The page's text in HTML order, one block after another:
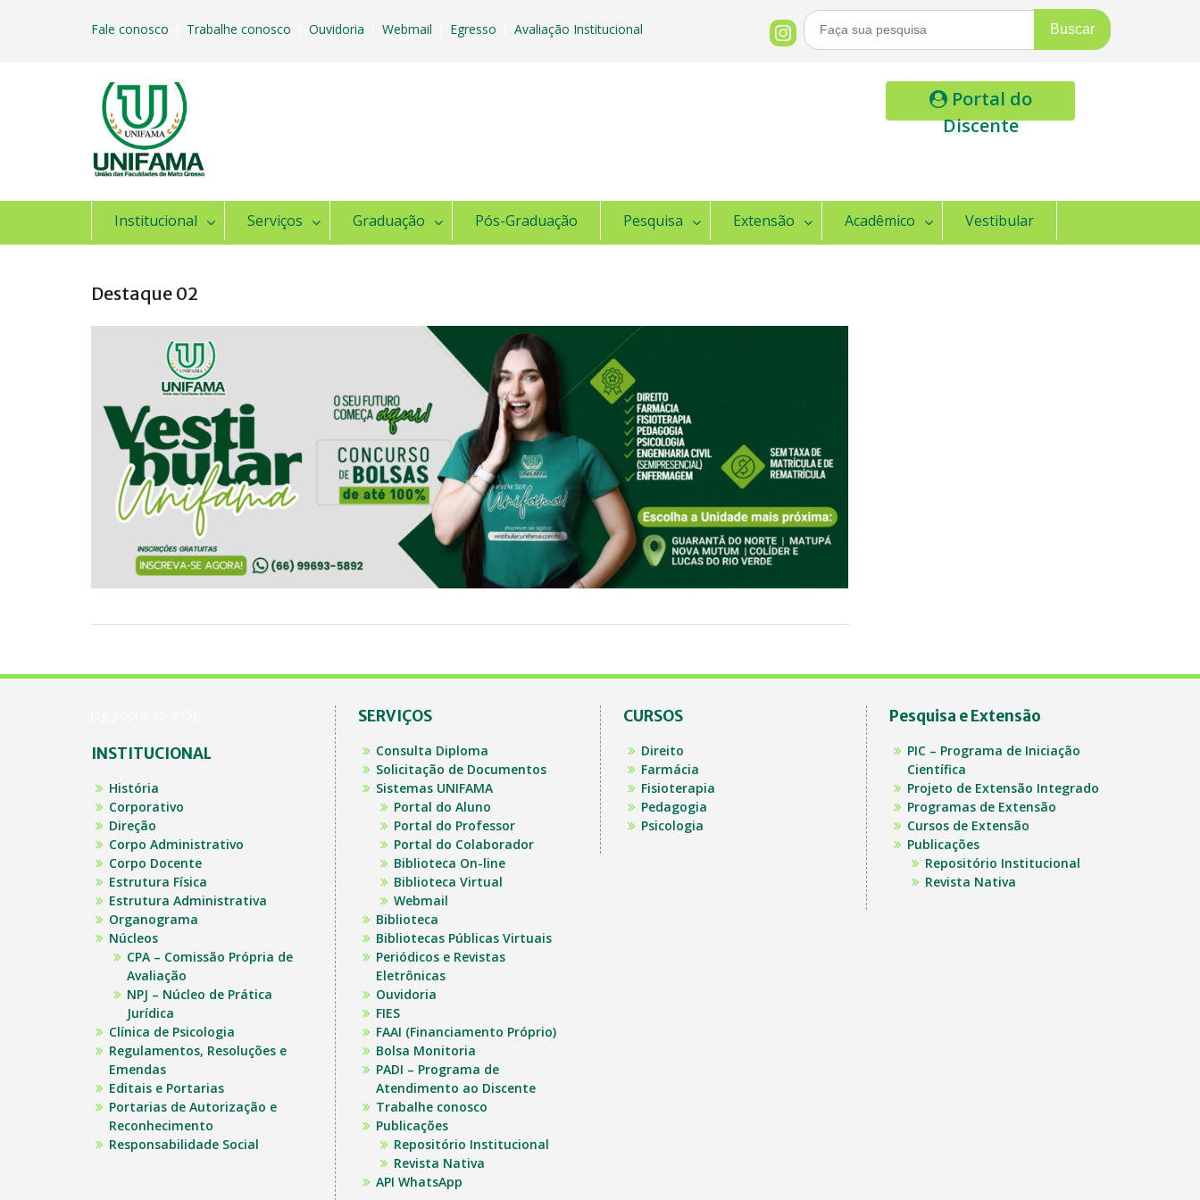
Fale conosco Trabalhe conosco Ouvidoria Webmail Egresso Avaliação Institucional
Buscar
Por:
Portal do
Discente
Institucional Serviços Graduação Pós-Graduação Pesquisa Extensão Acadêmico Vestibular
Destaque 02
INSTITUCIONAL
História
Corporativo
Direção
Corpo Administrativo
Corpo Docente
Estrutura Física
Estrutura Administrativa
Organograma
Núcleos
CPA – Comissão Própria de
Avaliação
NPJ – Núcleo de Prática
Jurídica
Clínica de Psicologia
Regulamentos, Resoluções e
Emendas
Editais e Portarias
Portarias de Autorização e
Reconhecimento
Responsabilidade Social
SERVIÇOS
Consulta Diploma
Solicitação de Documentos
Sistemas UNIFAMA
Portal do Aluno
Portal do Professor
Portal do Colaborador
Biblioteca On-line
Biblioteca Virtual
Webmail
Biblioteca
Bibliotecas Públicas Virtuais
Periódicos e Revistas
Eletrônicas
Ouvidoria
FIES
FAAI (Financiamento Próprio)
Bolsa Monitoria
PADI – Programa de
Atendimento ao Discente
Trabalhe conosco
Publicações
Repositório Institucional
Revista Nativa
API WhatsApp
CURSOS
Direito
Farmácia
Fisioterapia
Pedagogia
Psicologia
Pesquisa e Extensão
PIC – Programa de Iniciação
Científica
Projeto de Extensão Integrado
Programas de Extensão
Cursos de Extensão
Publicações
Repositório Institucional
Revista Nativa